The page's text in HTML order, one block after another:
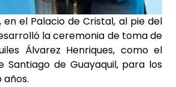
en el Palacio de Cristal, al pie del
la ceremonia de toma de
Álvarez Henriques, como el
Santiago de Guayaquil, para los